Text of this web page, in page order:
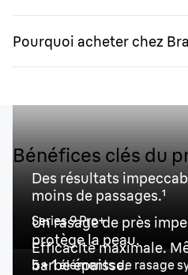
Pourquoi acheter chez
Bénéfices clés du
Des résultats
moins de passages.¹
Series 9 Pro+
Un rasage de près
protège la peau.
5 + 1 éléments de rasage
Efficacité maximale.
barbe épaisse.